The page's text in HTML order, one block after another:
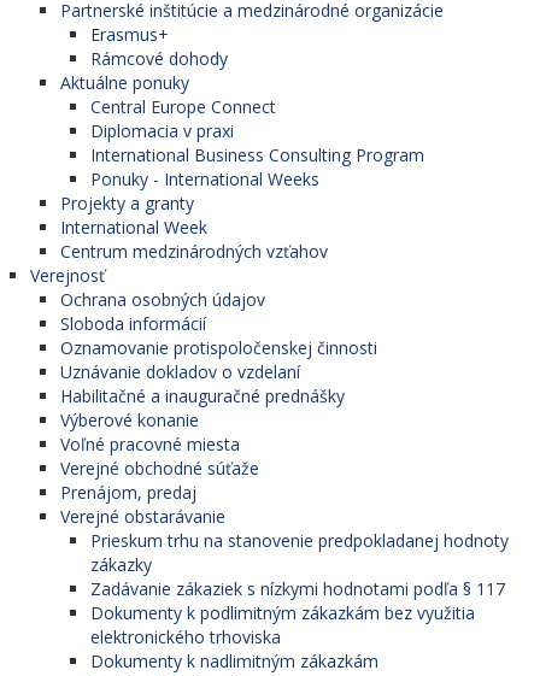
Partnerské inštitúcie a medzinárodné organizácie
Erasmus+
Rámcové dohody
Aktuálne ponuky
Central Europe Connect
Diplomacia v praxi
International Business Consulting Program
Ponuky - International Weeks
Projekty a granty
International Week
Centrum medzinárodných vzťahov
Verejnosť
Ochrana osobných údajov
Sloboda informácií
Oznamovanie protispoločenskej činnosti
Uznávanie dokladov o vzdelaní
Habilitačné a inauguračné prednášky
Výberové konanie
Voľné pracovné miesta
Verejné obchodné súťaže
Prenájom, predaj
Verejné obstarávanie
Prieskum trhu na stanovenie predpokladanej hodnoty
zákazky
Zadávanie zákaziek s nízkymi hodnotami podľa § 117
Dokumenty k podlimitným zákazkám bez využitia
elektronického trhoviska
Dokumenty k nadlimitným zákazkám